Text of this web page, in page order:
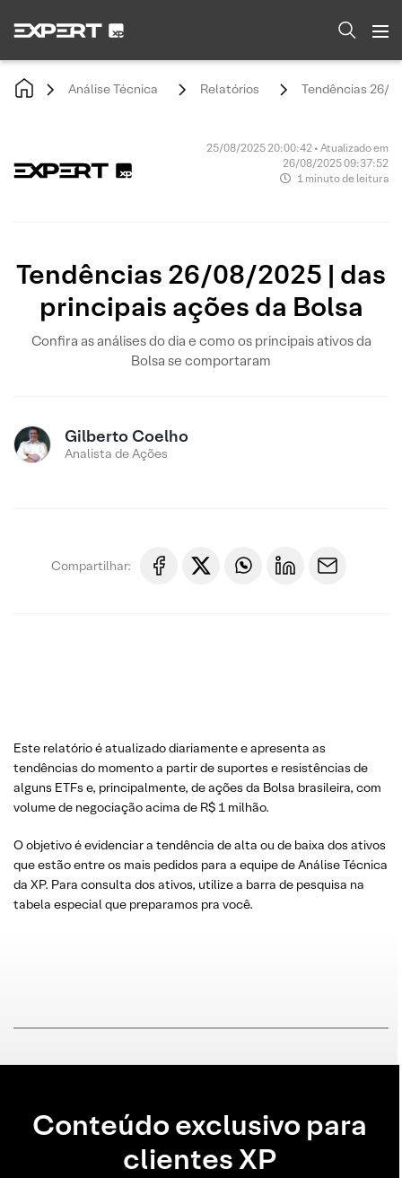
Análise Técnica Relatórios Tendências 26/
25/08/2025 20:00:42 • Atualizado em
26/08/2025 09:37:52
1 minuto de leitura
Tendências 26/08/2025 | das
principais ações da Bolsa
Confira as análises do dia e como os principais ativos da
Bolsa se comportaram
Gilberto Coelho
Analista de Ações
Compartilhar:
Este relatório é atualizado diariamente e apresenta as
tendências do momento a partir de suportes e resistências de
alguns ETFs e, principalmente, de ações da Bolsa brasileira, com
volume de negociação acima de R$ 1 milhão.
O objetivo é evidenciar a tendência de alta ou de baixa dos ativos
que estão entre os mais pedidos para a equipe de Análise Técnica
da XP. Para consulta dos ativos, utilize a barra de pesquisa na
tabela especial que preparamos pra você.
Conteúdo exclusivo para
clientes XP